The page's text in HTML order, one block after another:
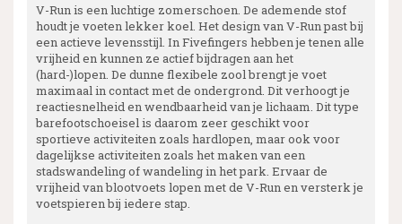
V-Run is een luchtige zomerschoen. De ademende stof
houdt je voeten lekker koel. Het design van V-Run past bij
een actieve levensstijl. In Fivefingers hebben je tenen alle
vrijheid en kunnen ze actief bijdragen aan het
(hard-)lopen. De dunne flexibele zool brengt je voet
maximaal in contact met de ondergrond. Dit verhoogt je
reactiesnelheid en wendbaarheid van je lichaam. Dit type
barefootschoeisel is daarom zeer geschikt voor
sportieve activiteiten zoals hardlopen, maar ook voor
dagelijkse activiteiten zoals het maken van een
stadswandeling of wandeling in het park. Ervaar de
vrijheid van blootvoets lopen met de V-Run en versterk je
voetspieren bij iedere stap.